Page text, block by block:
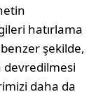
hatırlama
benzer şekilde,
daha da